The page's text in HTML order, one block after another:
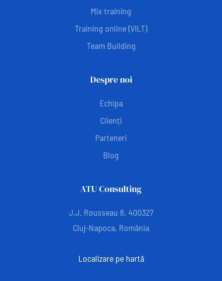
Mix training
Training online (VILT)
Team Building
Despre noi
Echipa
Clienți
Parteneri
Blog
ATU Consulting
J.J. Rousseau 8, 400327
Cluj-Napoca, România
Localizare pe hartă